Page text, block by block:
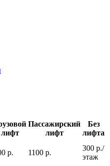
лифт
Пассажирский
лифт
Без
лифта
р. 1100 р.
300 р./
этаж